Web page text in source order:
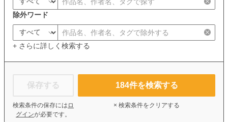
除外ワード
+ さらに詳しく検索する
保存する
検索条件の保存には ロ
グインが必要です。
184件を検索する
× 検索条件をクリアする